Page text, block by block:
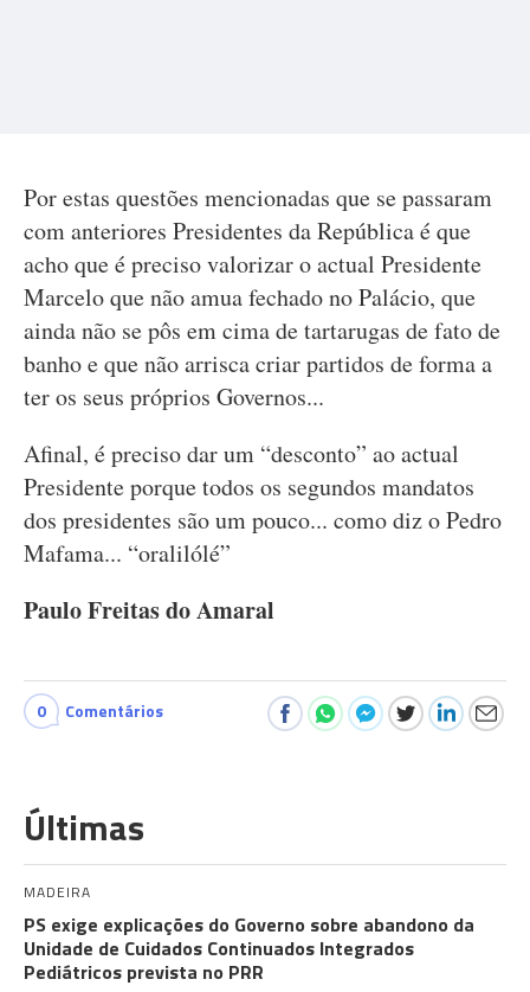
Por estas questões mencionadas que se passaram
com anteriores Presidentes da República é que
acho que é preciso valorizar o actual Presidente
Marcelo que não amua fechado no Palácio, que
ainda não se pôs em cima de tartarugas de fato de
banho e que não arrisca criar partidos de forma a
ter os seus próprios Governos...
Afinal, é preciso dar um “desconto” ao actual
Presidente porque todos os segundos mandatos
dos presidentes são um pouco... como diz o Pedro
Mafama... “oralilólé”
Paulo Freitas do Amaral
0 Comentários
Últimas
MADEIRA
PS exige explicações do Governo sobre abandono da
Unidade de Cuidados Continuados Integrados
Pediátricos prevista no PRR